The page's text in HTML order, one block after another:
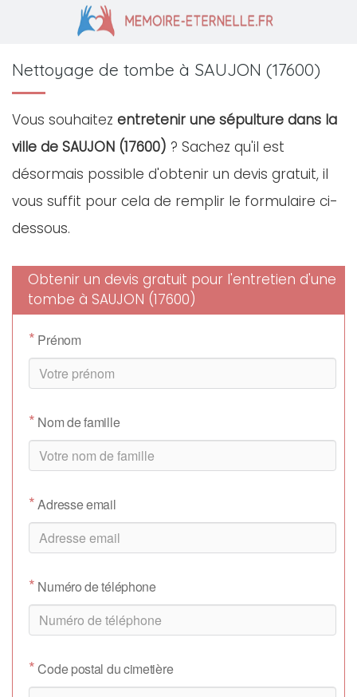
Nettoyage de tombe à SAUJON (17600)
Vous souhaitez entretenir une sépulture dans la
ville de SAUJON (17600) ? Sachez qu'il est
désormais possible d'obtenir un devis gratuit, il
vous suffit pour cela de remplir le formulaire ci-
dessous.
Obtenir un devis gratuit pour l'entretien d'une
tombe à SAUJON (17600)
* Prénom
* Nom de famille
*Adresse email
* Numéro de téléphone
*Code postal du cimetière